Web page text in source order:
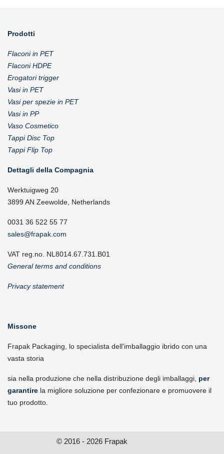
Prodotti
Flaconi in PET
Flaconi HDPE
Erogatori trigger
Vasi in PET
Vasi per spezie in PET
Vasi in PP
Vaso Cosmetico
Tappi Disc Top
Tappi Flip Top
Dettagli della Compagnia
Werktuigweg 20
3899 AN Zeewolde, Netherlands
0031 36 522 55 77
sales@frapak.com
VAT reg.no. NL8014.67.731.B01
General terms and conditions
Privacy statement
Missone
Frapak Packaging, lo specialista dell'imballaggio ibrido con una
vasta storia
sia nella produzione che nella distribuzione degli imballaggi, per
garantire la migliore soluzione per confezionare e promuovere il
tuo prodotto.
© 2016 - 2026 Frapak